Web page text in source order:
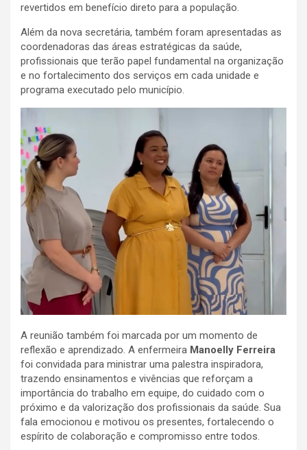
revertidos em benefício direto para a população.
Além da nova secretária, também foram apresentadas as
coordenadoras das áreas estratégicas da saúde,
profissionais que terão papel fundamental na organização
e no fortalecimento dos serviços em cada unidade e
programa executado pelo município.
A reunião também foi marcada por um momento de
reflexão e aprendizado. A enfermeira Manoelly Ferreira
foi convidada para ministrar uma palestra inspiradora,
trazendo ensinamentos e vivências que reforçam a
importância do trabalho em equipe, do cuidado com o
próximo e da valorização dos profissionais da saúde. Sua
fala emocionou e motivou os presentes, fortalecendo o
espírito de colaboração e compromisso entre todos.